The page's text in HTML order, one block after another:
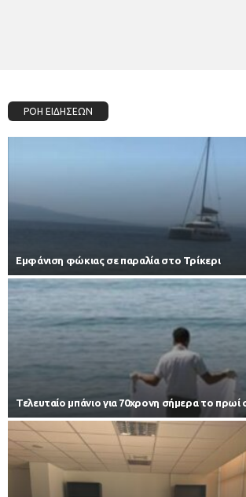
ΡΟΗ ΕΙΔΗΣΕΩΝ
Εμφάνιση φώκιας σε παραλία στο Τρίκερι
Τελευταίο μπάνιο για 70χρονη σήμερα το